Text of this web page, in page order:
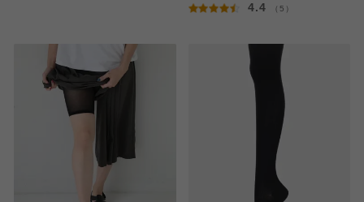
4.4 （5）